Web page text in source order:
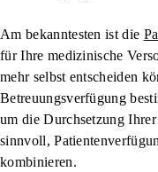
Am bekanntesten ist die
für Ihre medizinische
mehr selbst entscheiden
Betreuungsverfügung
um die Durchsetzung
sinnvoll,
kombinieren.